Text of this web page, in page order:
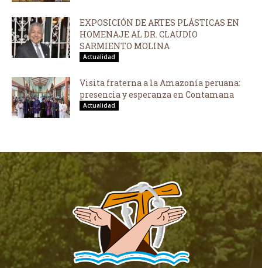
EXPOSICIÓN DE ARTES PLÁSTICAS EN
HOMENAJE AL DR. CLAUDIO
SARMIENTO MOLINA
Actualidad
Visita fraterna a la Amazonía peruana:
presencia y esperanza en Contamana
Actualidad